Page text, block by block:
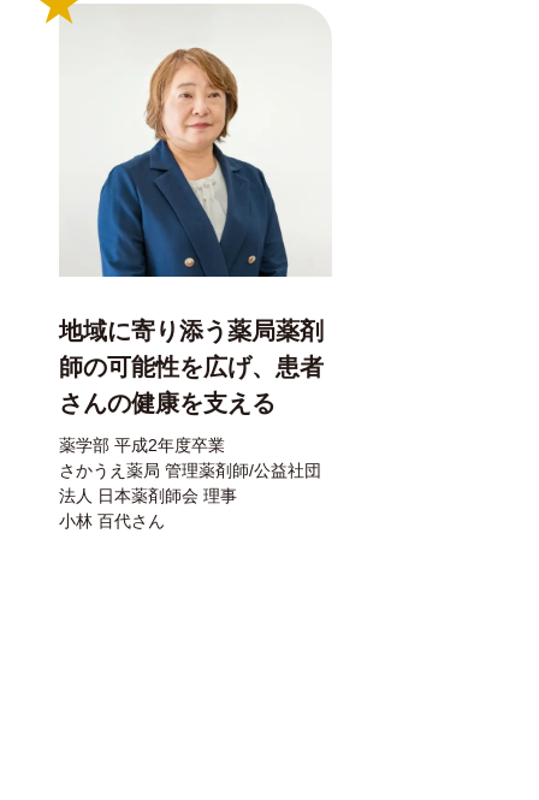
地域に寄り添う薬局薬剤
師の可能性を広げ、患者
さんの健康を支える
薬学部 平成2年度卒業
さかうえ薬局 管理薬剤師/公益社団
法人 日本薬剤師会 理事
小林 百代さん